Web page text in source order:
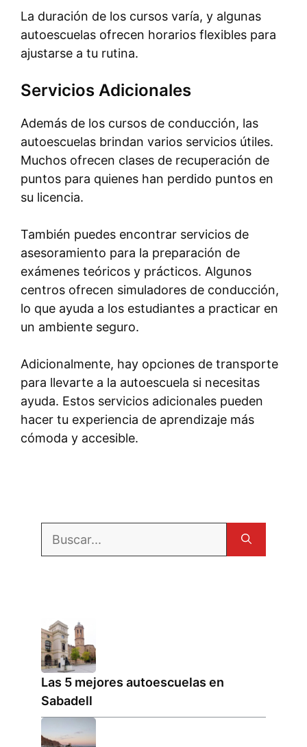
La duración de los cursos varía, y algunas
autoescuelas ofrecen horarios flexibles para
ajustarse a tu rutina.
Servicios Adicionales
Además de los cursos de conducción, las
autoescuelas brindan varios servicios útiles.
Muchos ofrecen clases de recuperación de
puntos para quienes han perdido puntos en
su licencia.
También puedes encontrar servicios de
asesoramiento para la preparación de
exámenes teóricos y prácticos. Algunos
centros ofrecen simuladores de conducción,
lo que ayuda a los estudiantes a practicar en
un ambiente seguro.
Adicionalmente, hay opciones de transporte
para llevarte a la autoescuela si necesitas
ayuda. Estos servicios adicionales pueden
hacer tu experiencia de aprendizaje más
cómoda y accesible.
Las 5 mejores autoescuelas en
Sabadell